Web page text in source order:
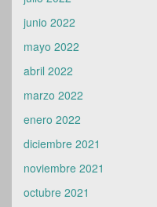
junio 2022
mayo 2022
abril 2022
marzo 2022
enero 2022
diciembre 2021
noviembre 2021
octubre 2021